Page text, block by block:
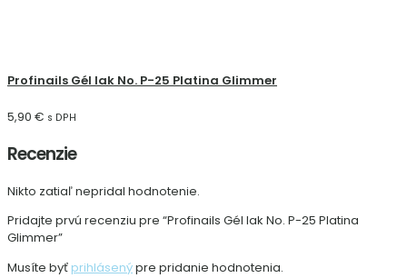
Profinails Gél lak No. P-25 Platina Glimmer
5,90 € s DPH
Recenzie
Nikto zatiaľ nepridal hodnotenie.
Pridajte prvú recenziu pre “Profinails Gél lak No. P-25 Platina
Glimmer”
Musíte byť prihlásenýpre pridanie hodnotenia.